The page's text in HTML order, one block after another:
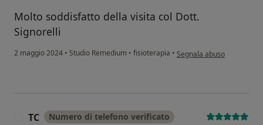
Molto soddisfatto della visita col Dott.
Signorelli
2 maggio 2024 • Studio Remedium • fisioterapia • secondo l'opinione
Segnala abuso
TC Numero di telefono verificato